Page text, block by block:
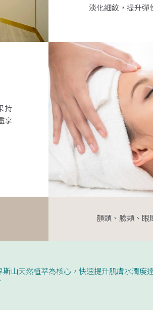
淡化細紋，提升彈
持
享
額頭、臉頰、眼
山天然植萃為核心，快速提升肌膚水潤度